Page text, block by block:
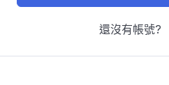
還沒有帳號?